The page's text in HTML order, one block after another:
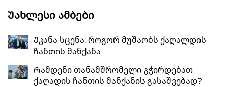
Უახლესი Ამბები
Უკანა სცენა: როგორ მუშაობს ქაღალდის
ჩანთის მანქანა
Რამდენი თანამშრომელი გჭირდებათ
ქაღადის ჩანთის მანქანის გასაშვებად?